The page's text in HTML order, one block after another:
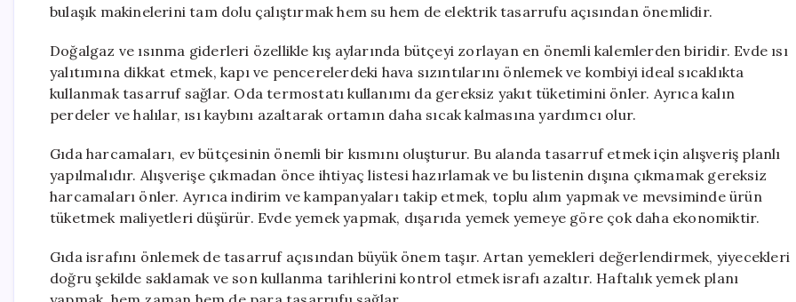
bulaşık makinelerini tam dolu çalıştırmak hem su hem de elektrik tasarrufu açısından önemlidir.
Doğalgaz ve ısınma giderleri özellikle kış aylarında bütçeyi zorlayan en önemli kalemlerden biridir. Evde ısı
yalıtımına dikkat etmek, kapı ve pencerelerdeki hava sızıntılarını önlemek ve kombiyi ideal sıcaklıkta
kullanmak tasarruf sağlar. Oda termostatı kullanımı da gereksiz yakıt tüketimini önler. Ayrıca kalın
perdeler ve halılar, ısı kaybını azaltarak ortamın daha sıcak kalmasına yardımcı olur.
Gıda harcamaları, ev bütçesinin önemli bir kısmını oluşturur. Bu alanda tasarruf etmek için alışveriş planlı
yapılmalıdır. Alışverişe çıkmadan önce ihtiyaç listesi hazırlamak ve bu listenin dışına çıkmamak gereksiz
harcamaları önler. Ayrıca indirim ve kampanyaları takip etmek, toplu alım yapmak ve mevsiminde ürün
tüketmek maliyetleri düşürür. Evde yemek yapmak, dışarıda yemek yemeye göre çok daha ekonomiktir.
Gıda israfını önlemek de tasarruf açısından büyük önem taşır. Artan yemekleri değerlendirmek, yiyecekleri
doğru şekilde saklamak ve son kullanma tarihlerini kontrol etmek israfı azaltır. Haftalık yemek planı